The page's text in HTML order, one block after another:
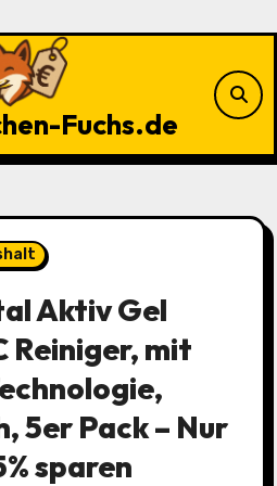
Fuchs.de
Aktiv Gel
Reiniger, mit
5er Pack – Nur
sparen